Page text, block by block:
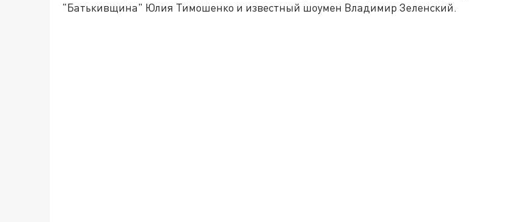
"Батькивщина" Юлия Тимошенко и известный шоумен Владимир Зеленский.